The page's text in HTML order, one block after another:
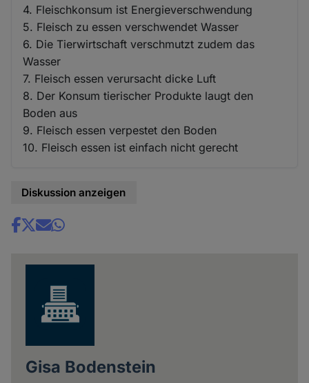
4. Fleischkonsum ist Energieverschwendung
5. Fleisch zu essen verschwendet Wasser
6. Die Tierwirtschaft verschmutzt zudem das
Wasser
7. Fleisch essen verursacht dicke Luft
8. Der Konsum tierischer Produkte laugt den
Boden aus
9. Fleisch essen verpestet den Boden
10. Fleisch essen ist einfach nicht gerecht
Diskussion anzeigen
Share
Gisa Bodenstein